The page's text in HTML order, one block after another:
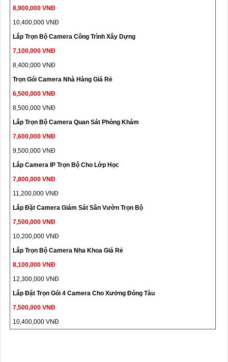
8,900,000 VNĐ
10,400,000 VNĐ
Lắp Trọn Bộ Camera Công Trình Xây Dựng
7,100,000 VNĐ
8,400,000 VNĐ
Trọn Gói Camera Nhà Hàng Giá Rẻ
6,500,000 VNĐ
8,500,000 VNĐ
Lắp Trọn Bộ Camera Quan Sát Phòng Khám
7,600,000 VNĐ
9,500,000 VNĐ
Lắp Camera IP Trọn Bộ Cho Lớp Học
7,800,000 VNĐ
11,200,000 VNĐ
Lắp Đặt Camera Giám Sát Sân Vườn Trọn Bộ
7,500,000 VNĐ
10,200,000 VNĐ
Lắp Trọn Bộ Camera Nha Khoa Giá Rẻ
8,100,000 VNĐ
12,300,000 VNĐ
Lắp Đặt Trọn Gói 4 Camera Cho Xưởng Đóng Tàu
7,500,000 VNĐ
10,400,000 VNĐ